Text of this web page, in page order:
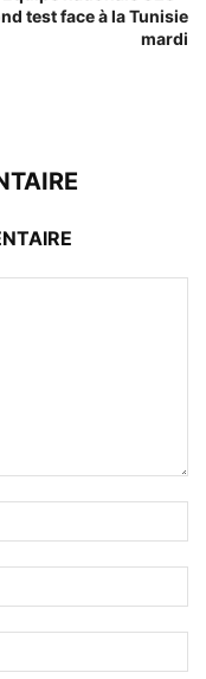
test face à la Tunisie
mardi